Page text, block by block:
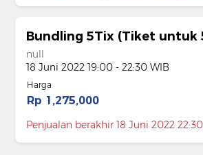
Bundling 5Tix (Tiket untuk
null
18 Juni 2022 19:00 - 22:30 WIB
Harga
Rp 1,275,000
Penjualan berakhir 18 Juni 2022